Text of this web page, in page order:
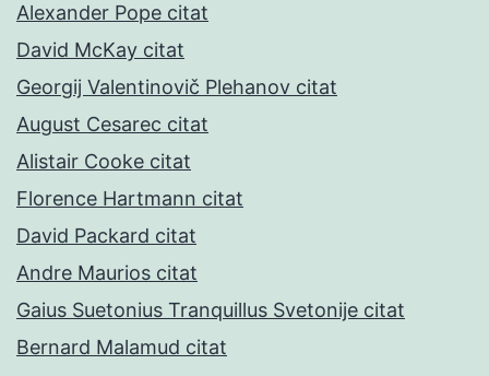
Alexander Pope citat
David McKay citat
Georgij Valentinovič Plehanov citat
August Cesarec citat
Alistair Cooke citat
Florence Hartmann citat
David Packard citat
Andre Maurios citat
Gaius Suetonius Tranquillus Svetonije citat
Bernard Malamud citat